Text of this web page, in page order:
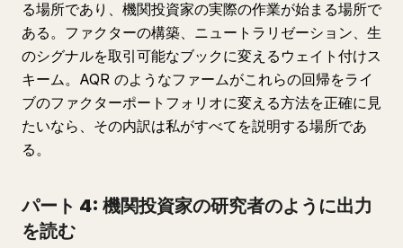
る場所であり、機関投資家の実際の作業が始まる場所で
ある。ファクターの構築、ニュートラリゼーション、生
のシグナルを取引可能なブックに変えるウェイト付けス
キーム。AQR のようなファームがこれらの回帰をライ
ブのファクターポートフォリオに変える方法を正確に見
たいなら、その内訳は私がすべてを説明する場所であ
る。
パート 4: 機関投資家の研究者のように出力
を読む